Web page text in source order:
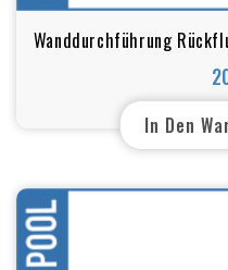
Wanddurchführung
In Den